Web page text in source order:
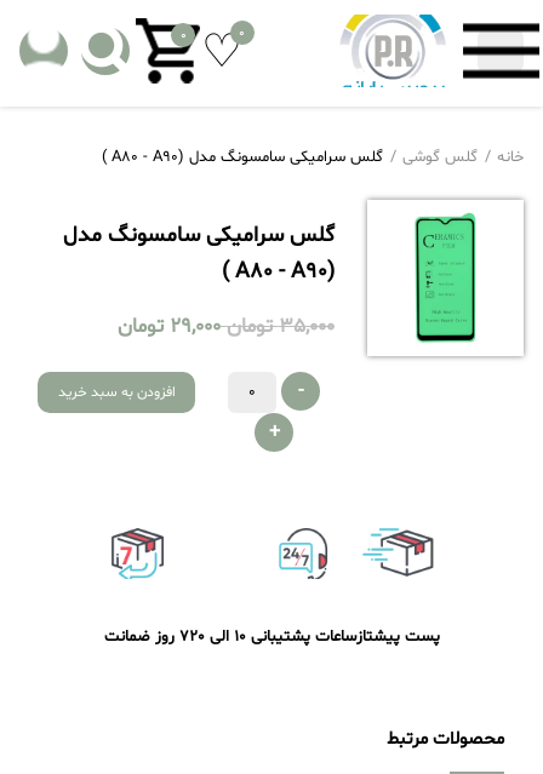
0
0
خانه گلس گوشی گلس سرامیکی سامسونگ مدل (A80 - A90 )
گلس سرامیکی سامسونگ مدل
(A80 - A90 )
35,000 تومان 29,000 تومان
-
+
افزودن به سبد خرید
پست پیشتازساعات پشتیبانی 10 الی 20 7 روز ضمانت
محصولات مرتبط